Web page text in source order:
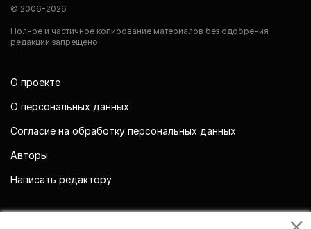
© 2006-2026
Полное и частичное копирование материалов без одобрения
редакции запрещено.
О проекте
О персональных данных
Согласие на обработку персональных данных
Авторы
Написать редактору